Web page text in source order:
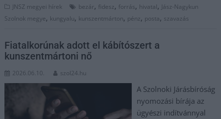
JNSZ megyei hírek bezár, fidesz, forrás, hivatal, Jász-Nagykun
Szolnok megye, kungyalu, kunszentmárton, pénz, posta, szavazás
Fiatalkorúnak adott el kábítószert a
kunszentmártoni nő
2026.06.10. szol24.hu
A Szolnoki Járásbíróság
nyomozási bírája az
ügyészi indítvánnyal